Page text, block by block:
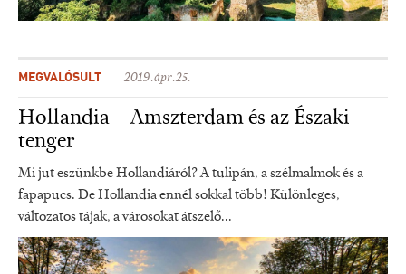
MEGVALÓSULT 2019.ápr.25.
Hollandia – Amszterdam és az Északi-
tenger
Mi jut eszünkbe Hollandiáról? A tulipán, a szélmalmok és a
fapapucs. De Hollandia ennél sokkal több! Különleges,
változatos tájak, a városokat átszelő...